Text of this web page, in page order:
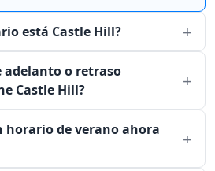
está Castle Hill?
adelanto o retraso
Castle Hill?
horario de verano ahora